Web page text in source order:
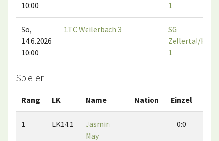
10:00
1
So,
14.6.2026
10:00
1.TC Weilerbach 3
SG
Zellertal/
1
Spieler
Rang LK Name Nation Einzel
1 LK14.1
Jasmin
May
0:0